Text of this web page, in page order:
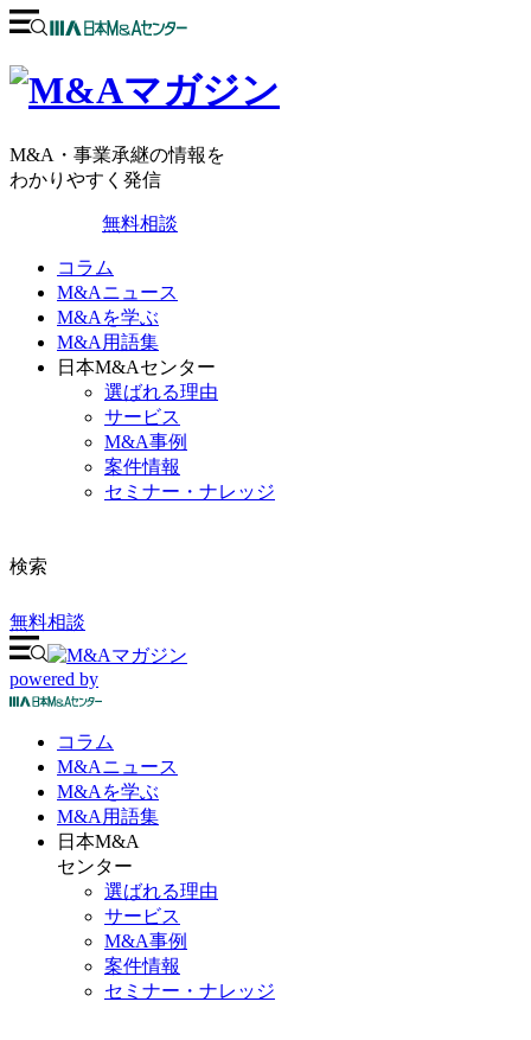
M&A・事業承継の情報を
わかりやすく発信
無料相談
コラム
M&Aニュース
M&Aを学ぶ
M&A用語集
日本M&Aセンター
選ばれる理由
サービス
M&A事例
案件情報
セミナー・ナレッジ
検索
無料相談
powered by
コラム
M&Aニュース
M&Aを学ぶ
M&A 用語集
日本M&A
センター
選ばれる理由
サービス
M&A事例
案件情報
セミナー・ナレッジ